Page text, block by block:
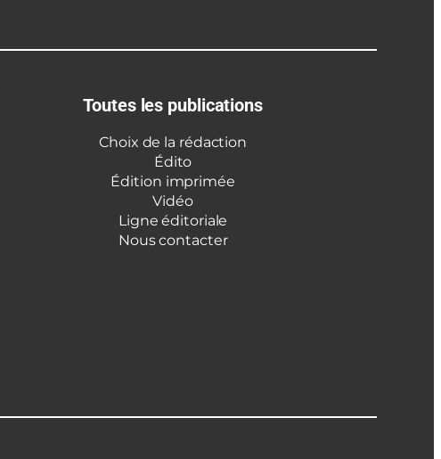
Toutes les publications
Choix de la rédaction
Édito
Édition imprimée
Vidéo
Ligne éditoriale
Nous contacter